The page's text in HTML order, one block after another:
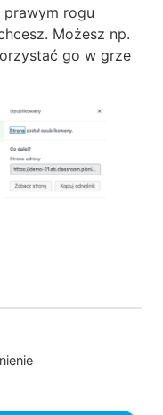
rogu
Możesz np.
go w grze